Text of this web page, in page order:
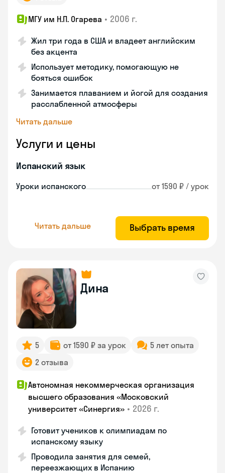
МГУ им Н.П. Огарева • 2006 г.
Жил три года в США и владеет английским
без акцента
Использует методику, помогающую не
бояться ошибок
Занимается плаванием и йогой для создания
расслабленной атмосферы
Читать дальше
Услуги и цены
Испанский язык
Уроки испанского от 1590 ₽ / урок
Читать дальше Выбрать время
Дина
5 от 1590 ₽ за урок
5 лет опыта
2 отзыва
Автономная некоммерческая организация
высшего образования «Московский
университет «Синергия» • 2026 г.
Готовит учеников к олимпиадам по
испанскому языку
Проводила занятия для семей,
переезжающих в Испанию